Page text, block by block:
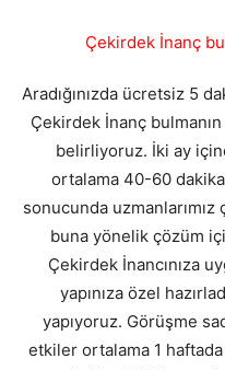
Çekirdek İnanç
Aradığınızda ücretsiz 5
Çekirdek İnanç bulmanın
belirliyoruz. İki ay
ortalama 40-60
sonucunda uzmanlarımız
buna yönelik çözüm
Çekirdek İnancınıza
yapınıza özel
yapıyoruz. Görüşme
etkiler ortalama 1